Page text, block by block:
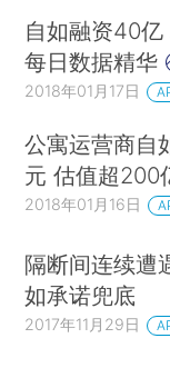
自如融资40亿
每日数据精华
2018年01月17日
公寓运营商自
元 估值超200
2018年01月16日
隔断间连续遭
如承诺兜底
2017年11月29日